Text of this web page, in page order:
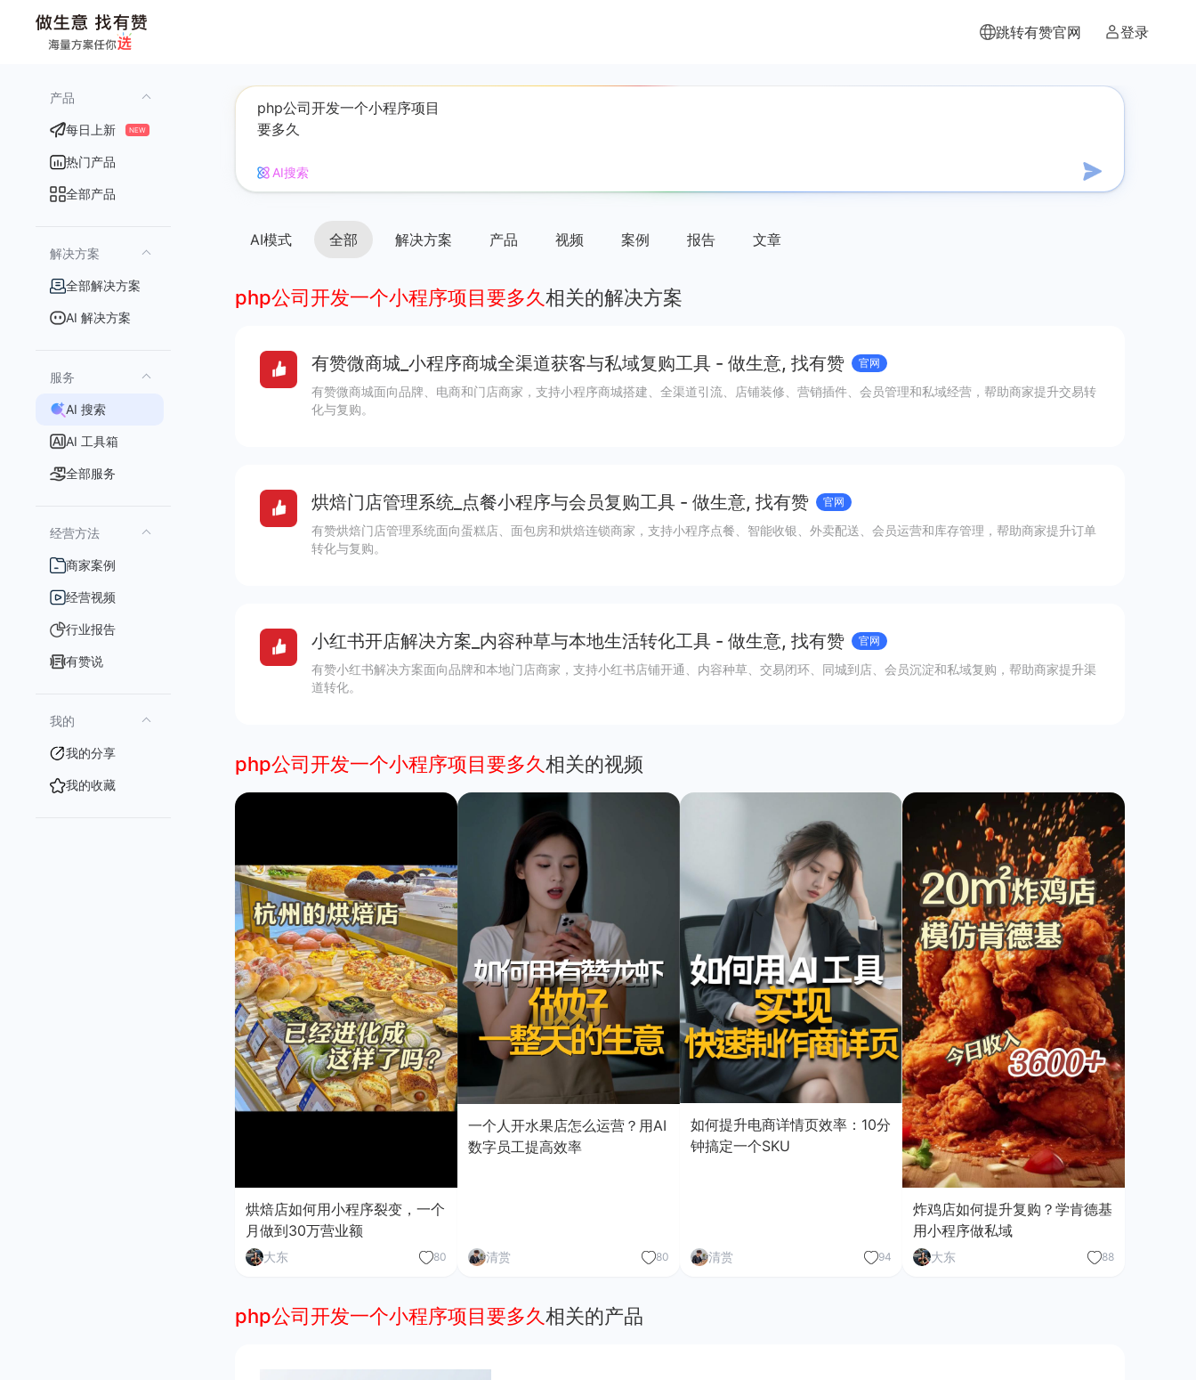
跳转有赞官网 登录
产品
每日上新 NEW
热门产品
全部产品
解决方案
全部解决方案
AI 解决方案
服务
AI 搜索
AI 工具箱
全部服务
经营方法
商家案例
经营视频
行业报告
有赞说
我的
我的分享
我的收藏
AI搜索
AI模式 全部 解决方案 产品 视频 案例 报告 文章
php公司开发一个小程序项目要多久相关的解决方案
有赞微商城_小程序商城全渠道获客与私域复购工具 - 做生意, 找有赞 官网
有赞微商城面向品牌、电商和门店商家，支持小程序商城搭建、全渠道引流、店铺装修、营销插件、会员管理和私域经营，帮助商家提升交易转
化与复购。
烘焙门店管理系统_点餐小程序与会员复购工具 - 做生意, 找有赞 官网
有赞烘焙门店管理系统面向蛋糕店、面包房和烘焙连锁商家，支持小程序点餐、智能收银、外卖配送、会员运营和库存管理，帮助商家提升订单
转化与复购。
小红书开店解决方案_内容种草与本地生活转化工具 - 做生意, 找有赞 官网
有赞小红书解决方案面向品牌和本地门店商家，支持小红书店铺开通、内容种草、交易闭环、同城到店、会员沉淀和私域复购，帮助商家提升渠
道转化。
php公司开发一个小程序项目要多久相关的视频
烘焙店如何用小程序裂变，一个
月做到30万营业额
大东 80
一个人开水果店怎么运营？用AI
数字员工提高效率
清赏 80
如何提升电商详情页效率：10分
钟搞定一个SKU
清赏 94
炸鸡店如何提升复购？学肯德基
用小程序做私域
大东 88
php公司开发一个小程序项目要多久相关的产品